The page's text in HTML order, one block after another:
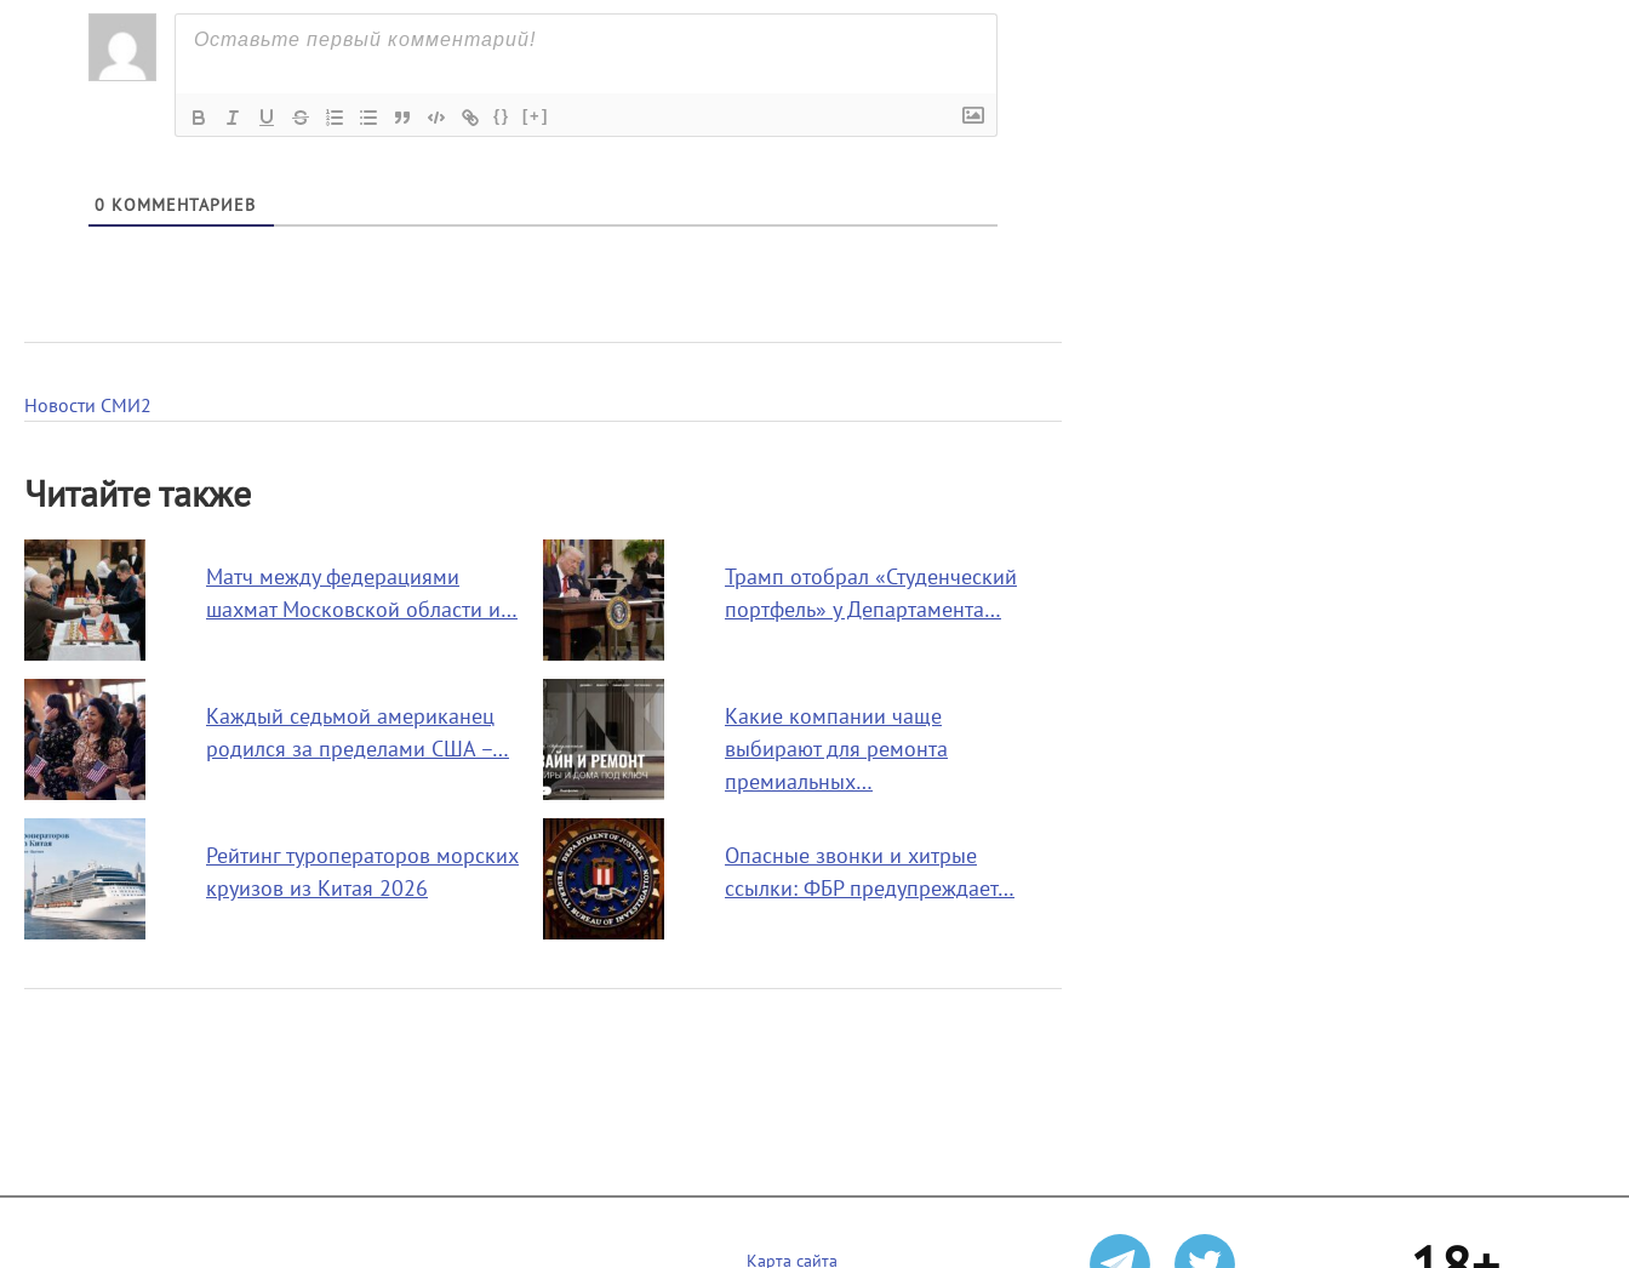
{} [+]
0 КОММЕНТАРИЕВ
Новости СМИ2
Читайте также
Матч между федерациями
шахмат Московской области и…
Трамп отобрал «Студенческий
портфель» у Департамента…
Каждый седьмой американец
родился за пределами США –…
Какие компании чаще
выбирают для ремонта
премиальных…
Рейтинг туроператоров морских
круизов из Китая 2026
Опасные звонки и хитрые
ссылки: ФБР предупреждает…
Карта сайта